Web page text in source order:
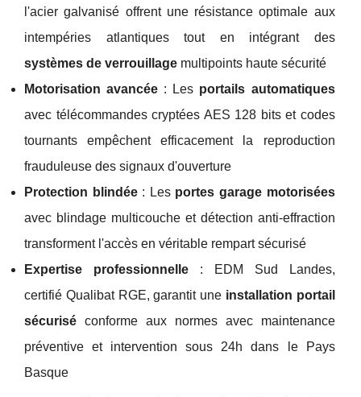
l'acier galvanisé offrent une résistance optimale aux
intempéries atlantiques tout en intégrant des
systèmes de verrouillage multipoints haute sécurité
Motorisation avancée : Les portails automatiques
avec télécommandes cryptées AES 128 bits et codes
tournants empêchent efficacement la reproduction
frauduleuse des signaux d'ouverture
Protection blindée: Les portes garage motorisées
avec blindage multicouche et détection anti-effraction
transforment l'accès en véritable rempart sécurisé
Expertise professionnelle: EDM Sud Landes,
certifié Qualibat RGE, garantit une installation portail
sécurisé conforme aux normes avec maintenance
préventive et intervention sous 24h dans le Pays
Basque